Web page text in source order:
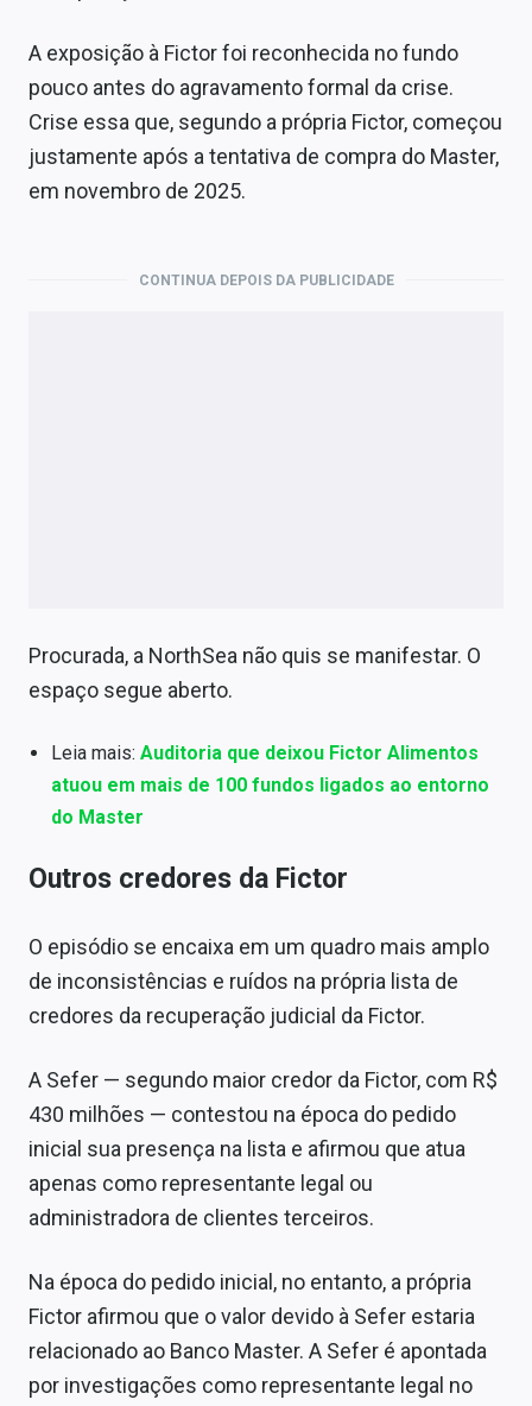
A exposição à Fictor foi reconhecida no fundo
pouco antes do agravamento formal da crise.
Crise essa que, segundo a própria Fictor, começou
justamente após a tentativa de compra do Master,
em novembro de 2025.
CONTINUA DEPOIS DA PUBLICIDADE
Procurada, a NorthSea não quis se manifestar. O
espaço segue aberto.
Leia mais:Auditoria que deixou Fictor Alimentos
atuou em mais de 100 fundos ligados ao entorno
do Master
Outros credores da Fictor
O episódio se encaixa em um quadro mais amplo
de inconsistências e ruídos na própria lista de
credores da recuperação judicial da Fictor.
A Sefer — segundo maior credor da Fictor, com R$
430 milhões — contestou na época do pedido
inicial sua presença na lista e afirmou que atua
apenas como representante legal ou
administradora de clientes terceiros.
Na época do pedido inicial, no entanto, a própria
Fictor afirmou que o valor devido à Sefer estaria
relacionado ao Banco Master. A Sefer é apontada
por investigações como representante legal no